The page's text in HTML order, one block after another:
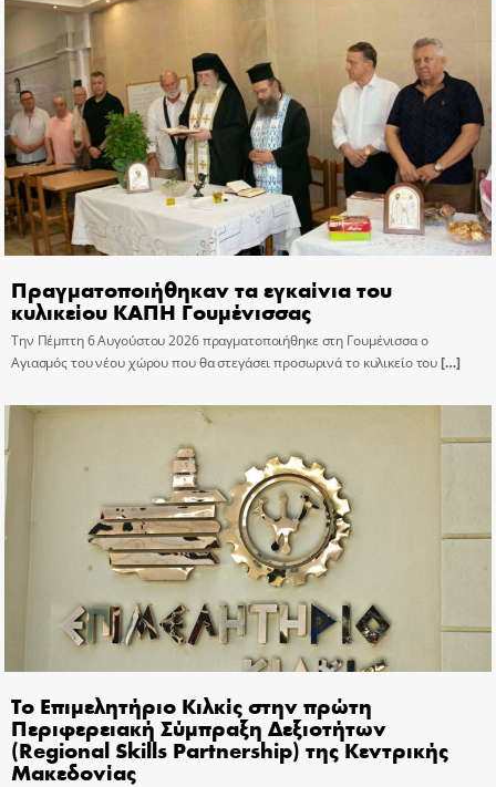
Πραγματοποιήθηκαν τα εγκαίνια του
κυλικείου ΚΑΠΗ Γουμένισσας
Την Πέμπτη 6 Αυγούστου 2026 πραγματοποιήθηκε στη Γουμένισσα ο
Αγιασμός του νέου χώρου που θα στεγάσει προσωρινά το κυλικείο του[…]
Το Επιμελητήριο Κιλκίς στην πρώτη
Περιφερειακή Σύμπραξη Δεξιοτήτων
(Regional Skills Partnership) της Κεντρικής
Μακεδονίας